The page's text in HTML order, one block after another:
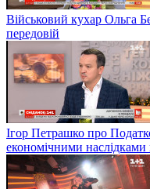
Військовий кухар Ольга
передовій
Ігор Петрашко про
економічними наслідками